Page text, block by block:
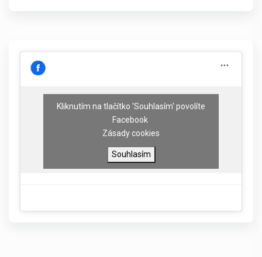
Kliknutím na tlačítko 'Souhlasím' povolíte
Facebook
Zásady cookies
Souhlasím